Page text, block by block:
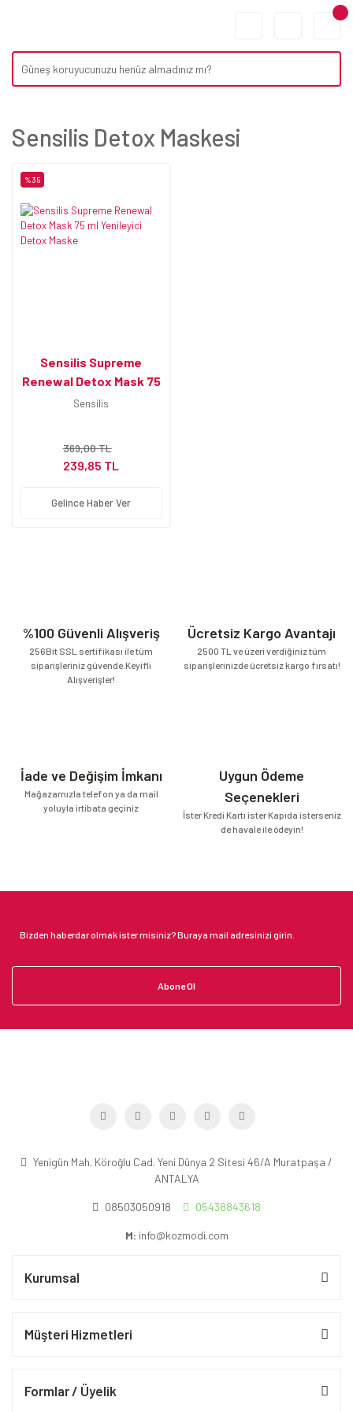
Sensilis Detox Maskesi
%35
Sensilis Supreme
Renewal Detox Mask 75
ml Yenileyici Detox
Sensilis
369,00 TL
239,85 TL
Gelince Haber Ver
%100 Güvenli Alışveriş
256Bit SSL sertifikası ile tüm
siparişleriniz güvende.Keyifli
Alışverişler!
Ücretsiz Kargo Avantajı
2500 TL ve üzeri verdiğiniz tüm
siparişlerinizde ücretsiz kargo fırsatı!
İade ve Değişim İmkanı
Mağazamızla telefon ya da mail
yoluyla irtibata geçiniz
Uygun Ödeme
Seçenekleri
İster Kredi Kartı ister Kapıda isterseniz
de havale ile ödeyin!
Abone Ol
Yenigün Mah. Köroğlu Cad. Yeni Dünya 2 Sitesi 46/A Muratpaşa /
ANTALYA
08503050918 05438843618
M: info@kozmodi.com
Kurumsal
Müşteri Hizmetleri
Formlar / Üyelik